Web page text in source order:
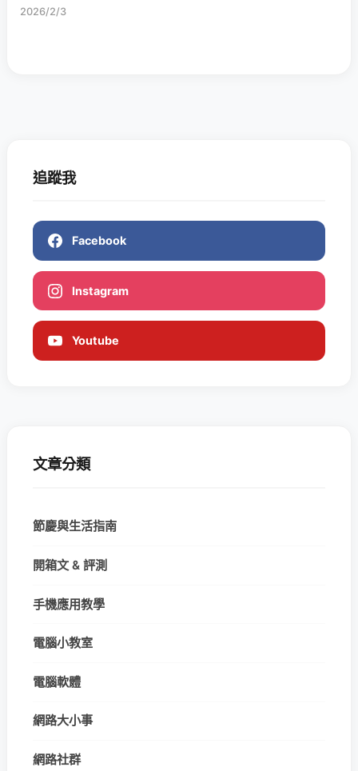
2026/2/3
追蹤我
Facebook
Instagram
Youtube
文章分類
節慶與生活指南
開箱文 & 評測
手機應用教學
電腦小教室
電腦軟體
網路大小事
網路社群